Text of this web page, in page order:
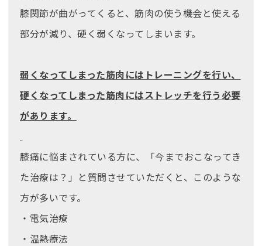
膝関節が曲がってくると、筋肉の使う機会と使える
部分が減り、硬く弱くなってしまいます。
弱くなってしまった筋肉にはトレーニングを行い、
硬くなってしまった筋肉にはストレッチを行う必要
があります。
膝痛に悩まされている方に、「今までおこなってき
た治療は？」と質問させていただくと、このような
方が多いです。
・電気治療
・温熱療法